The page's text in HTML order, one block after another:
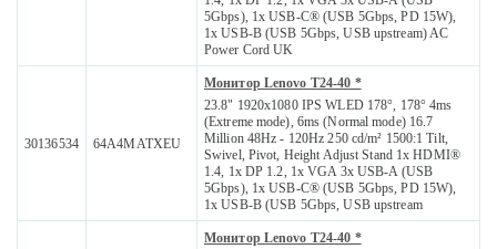
5Gbps), 1x USB-C® (USB 5Gbps, PD 15W),
1x USB-B (USB 5Gbps, USB upstream) AC
Power Cord UK
30136534 64A4MATXEU
Монитор Lenovo T24-40 *
23.8" 1920x1080 IPS WLED 178°, 178° 4ms
(Extreme mode), 6ms (Normal mode) 16.7
Million 48Hz - 120Hz 250 cd/m² 1500:1 Tilt,
Swivel, Pivot, Height Adjust Stand 1x HDMI®
1.4, 1x DP 1.2, 1x VGA 3x USB-A (USB
5Gbps), 1x USB-C® (USB 5Gbps, PD 15W),
1x USB-B (USB 5Gbps, USB upstream
Монитор Lenovo T24-40 *